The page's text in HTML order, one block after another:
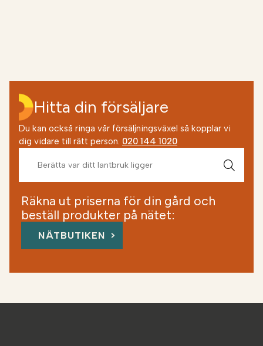
Hitta din försäljare
Du kan också ringa vår försäljningsväxel så kopplar vi
dig vidare till rätt person. 020 144 1020
Räkna ut priserna för din gård och
beställ produkter på nätet:
NÄTBUTIKEN